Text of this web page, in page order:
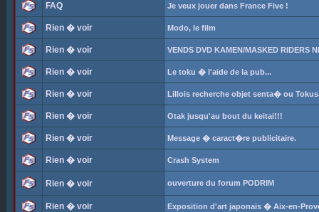
FAQ Je veux jouer dans France Five !
Rien � voir Modo, le film
Rien � voir VENDS DVD KAMEN/MASKED RIDERS
Rien � voir Le toku � l'aide de la pub...
Rien � voir Lillois recherche objet senta� ou
Rien � voir Otak jusqu'au bout du keitai!!!
Rien � voir Message � caract�re publicitaire.
Rien � voir Crash System
Rien � voir ouverture du forum PODRIM
Rien � voir Exposition d'art japonais � Aix-en-